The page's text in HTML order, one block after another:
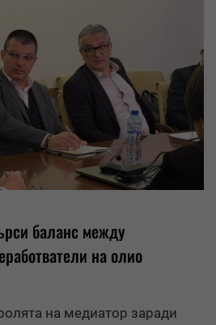
баланс между
на олио
на медиатор заради